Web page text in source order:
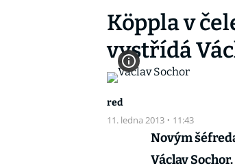
Köppla v
vystřídá
red
11. ledna 2013 · 11:43
Novým
Václav